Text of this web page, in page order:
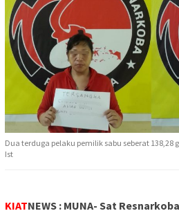
Dua terduga pelaku pemilik sabu seberat 138,28
Ist
KIATNEWS : MUNA- Sat